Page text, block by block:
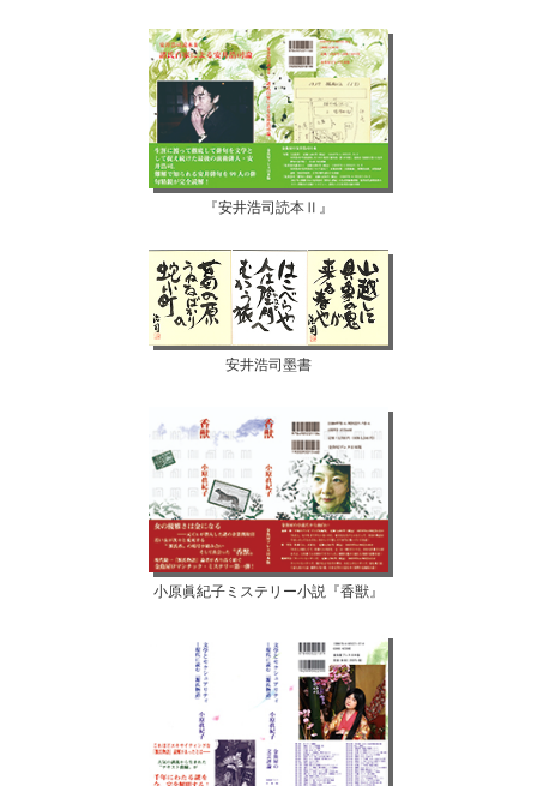
『安井浩司読本Ⅱ』
安井浩司墨書
小原眞紀子ミステリー小説『香獣』